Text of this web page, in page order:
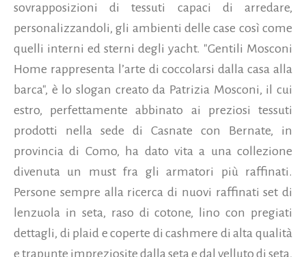
sovrapposizioni di tessuti capaci di arredare,
personalizzandoli, gli ambienti delle case così come
quelli interni ed sterni degli yacht. "Gentili Mosconi
Home rappresenta l’arte di coccolarsi dalla casa alla
barca", è lo slogan creato da Patrizia Mosconi, il cui
estro, perfettamente abbinato ai preziosi tessuti
prodotti nella sede di Casnate con Bernate, in
provincia di Como, ha dato vita a una collezione
divenuta un must fra gli armatori più raffinati.
Persone sempre alla ricerca di nuovi raffinati set di
lenzuola in seta, raso di cotone, lino con pregiati
dettagli, di plaid e coperte di cashmere di alta qualità
e trapunte impreziosite dalla seta e dal velluto di seta,